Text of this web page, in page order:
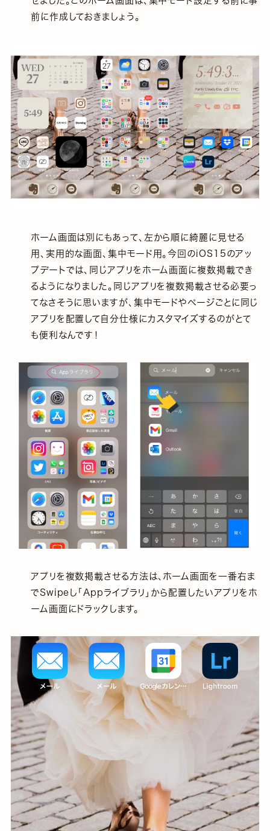
前に作成しておきましょう。
ホーム画面は別にもあって、左から順に綺麗に見せる
用、実用的な画面、集中モード用。今回のiOS15のアッ
プデートでは、同じアプリをホーム画面に複数掲載でき
るようになりました。同じアプリを複数掲載させる必要っ
てなさそうに思いますが、集中モードやページごとに同じ
アプリを配置して自分仕様にカスタマイズするのがとて
も便利なんです！
アプリを複数掲載させる方法は、ホーム画面を一番右ま
でSwipeし「Appライブラリ」から配置したいアプリをホ
ーム画面にドラックします。